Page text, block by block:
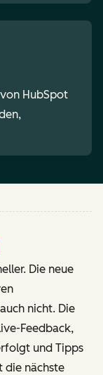
HubSpot
Die neue
nicht. Die
Feedback,
und Tipps
die nächste